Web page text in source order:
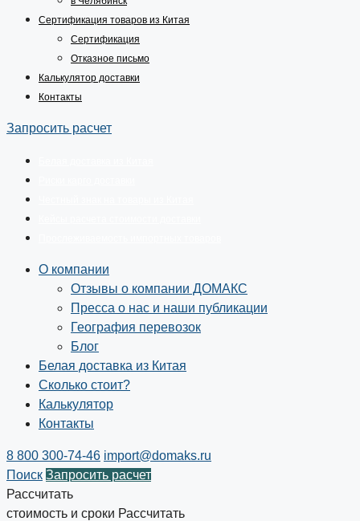
Сертификация товаров из Китая
Сертификация
Отказное письмо
Калькулятор доставки
Контакты
Запросить расчет
О компании
Отзывы о компании ДОМАКС
Пресса о нас и наши публикации
География перевозок
Блог
Белая доставка из Китая
Сколько стоит?
Калькулятор
Контакты
8 800 300-74-46 import@domaks.ru
Поиск Запросить расчет
Рассчитать
стоимость и сроки Рассчитать